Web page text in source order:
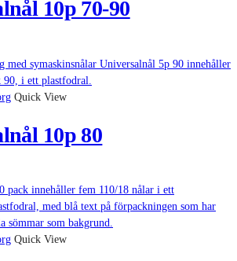
10p 70-90
Quick View
10p 80
Quick View